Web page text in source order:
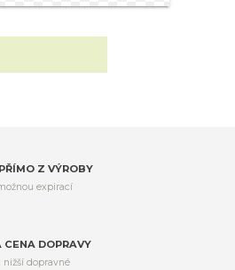
Z VÝROBY
expirací
DOPRAVY
dopravné